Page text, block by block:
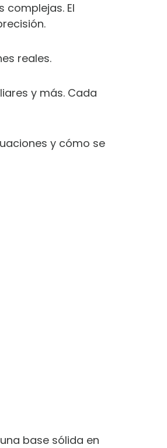
complejas. El
reales.
y más. Cada
y cómo se
base sólida en